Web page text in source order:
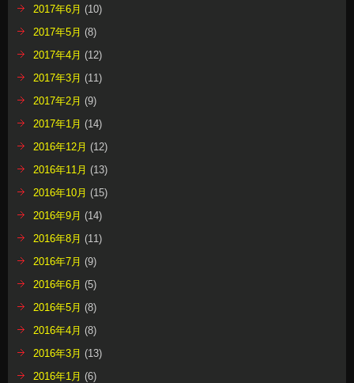
2017年6月 (10)
2017年5月 (8)
2017年4月 (12)
2017年3月 (11)
2017年2月 (9)
2017年1月 (14)
2016年12月 (12)
2016年11月 (13)
2016年10月 (15)
2016年9月 (14)
2016年8月 (11)
2016年7月 (9)
2016年6月 (5)
2016年5月 (8)
2016年4月 (8)
2016年3月 (13)
2016年1月 (6)